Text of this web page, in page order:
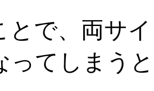
とで、両サ
ってしまう